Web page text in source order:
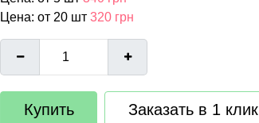
Цена: от 20 шт 320 грн
Купить Заказать в 1 клик